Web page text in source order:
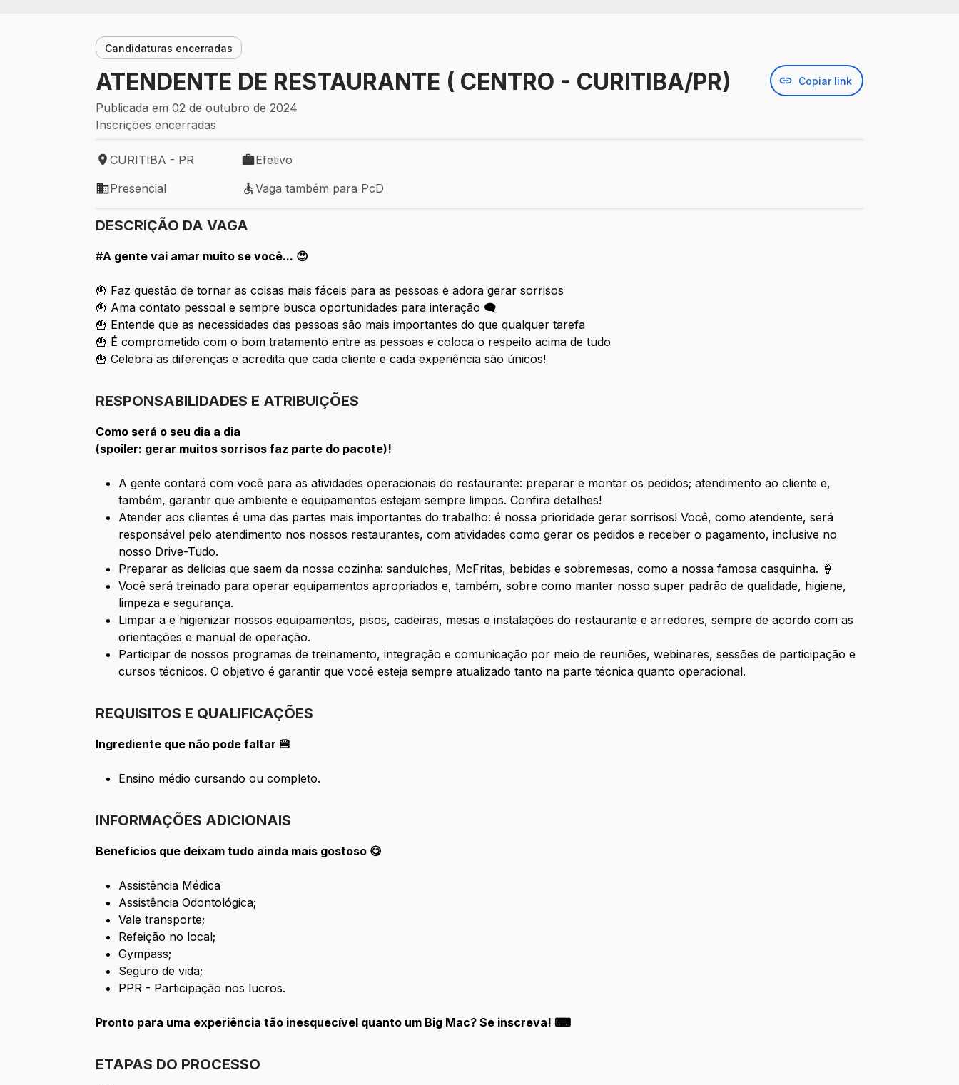
Candidaturas encerradas
ATENDENTE DE RESTAURANTE ( CENTRO - CURITIBA/PR) Copiar link
Publicada em 02 de outubro de 2024
Inscrições encerradas
Local de trabalho: CURITIBA - PR
CURITIBA - PR
Tipo de vaga: Efetivo
Efetivo
Modelo de trabalho: Presencial
Presencial
Vaga também para PcD
Vaga também para PcD
DESCRIÇÃO DA VAGA
#A gente vai amar muito se você... 😍
🍟 Faz questão de tornar as coisas mais fáceis para as pessoas e adora gerar sorrisos
🍟 Ama contato pessoal e sempre busca oportunidades para interação 🗨
🍟 Entende que as necessidades das pessoas são mais importantes do que qualquer tarefa
🍟 É comprometido com o bom tratamento entre as pessoas e coloca o respeito acima de tudo
🍟 Celebra as diferenças e acredita que cada cliente e cada experiência são únicos!
RESPONSABILIDADES E ATRIBUIÇÕES
Como será o seu dia a dia
(spoiler: gerar muitos sorrisos faz parte do pacote)!
A gente contará com você para as atividades operacionais do restaurante: preparar e montar os pedidos; atendimento ao cliente e,
também, garantir que ambiente e equipamentos estejam sempre limpos. Confira detalhes!
Atender aos clientes é uma das partes mais importantes do trabalho: é nossa prioridade gerar sorrisos! Você, como atendente, será
responsável pelo atendimento nos nossos restaurantes, com atividades como gerar os pedidos e receber o pagamento, inclusive no
nosso Drive-Tudo.
Preparar as delícias que saem da nossa cozinha: sanduíches, McFritas, bebidas e sobremesas, como a nossa famosa casquinha. 🍦
Você será treinado para operar equipamentos apropriados e, também, sobre como manter nosso super padrão de qualidade, higiene,
limpeza e segurança.
Limpar a e higienizar nossos equipamentos, pisos, cadeiras, mesas e instalações do restaurante e arredores, sempre de acordo com as
orientações e manual de operação.
Participar de nossos programas de treinamento, integração e comunicação por meio de reuniões, webinares, sessões de participação e
cursos técnicos. O objetivo é garantir que você esteja sempre atualizado tanto na parte técnica quanto operacional.
REQUISITOS E QUALIFICAÇÕES
Ingrediente que não pode faltar 🍔
Ensino médio cursando ou completo.
INFORMAÇÕES ADICIONAIS
Benefícios que deixam tudo ainda mais gostoso 😋
Assistência Médica
Assistência Odontológica;
Vale transporte;
Refeição no local;
Gympass;
Seguro de vida;
PPR - Participação nos lucros.
Pronto para uma experiência tão inesquecível quanto um Big Mac? Se inscreva! ⌨
ETAPAS DO PROCESSO